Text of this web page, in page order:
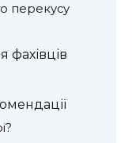
перекусу
фахівців